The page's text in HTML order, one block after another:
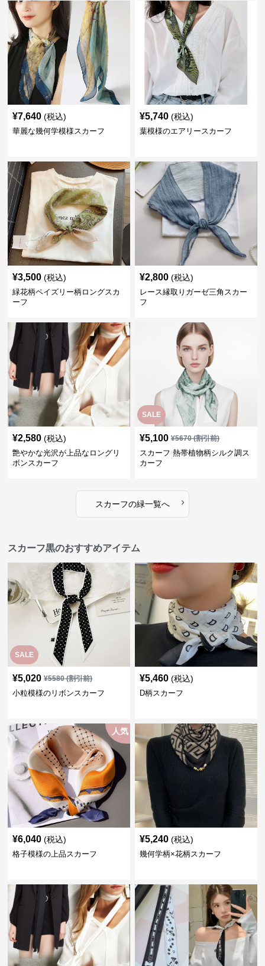
¥7,640 (税込)
華麗な幾何学模様スカーフ
¥5,740 (税込)
葉模様のエアリースカーフ
¥3,500 (税込)
緑花柄ペイズリー柄ロングスカ
ーフ
¥2,800 (税込)
レース縁取りガーゼ三角スカー
フ
¥2,580 (税込)
艶やかな光沢が上品なロングリ
ボンスカーフ
SALE
¥5,100 ¥5670(割引前)
スカーフ 熱帯植物柄シルク調ス
カーフ
スカーフの緑一覧へ ›
スカーフ黒のおすすめアイテム
SALE
¥5,020 ¥5580(割引前)
小粒模様のリボンスカーフ
¥5,460 (税込)
D柄スカーフ
人気
¥6,040 (税込)
格子模様の上品スカーフ
¥5,240 (税込)
幾何学柄×花柄スカーフ